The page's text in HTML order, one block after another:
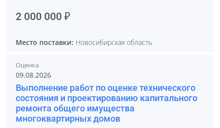
2 000 000 ₽
Место поставки: Новосибирская область
Оценка
09.08.2026
Выполнение работ по оценке технического
состояния и проектированию капитального
ремонта общего имущества
многоквартирных домов